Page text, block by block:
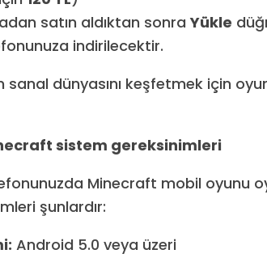
satın aldıktan sonraYükle
indirilecektir.
sanal dünyasını keşfetmek için
sistem gereksinimleri
Minecraft mobil oyunu
şunlardır:
Android 5.0 veya üzeri